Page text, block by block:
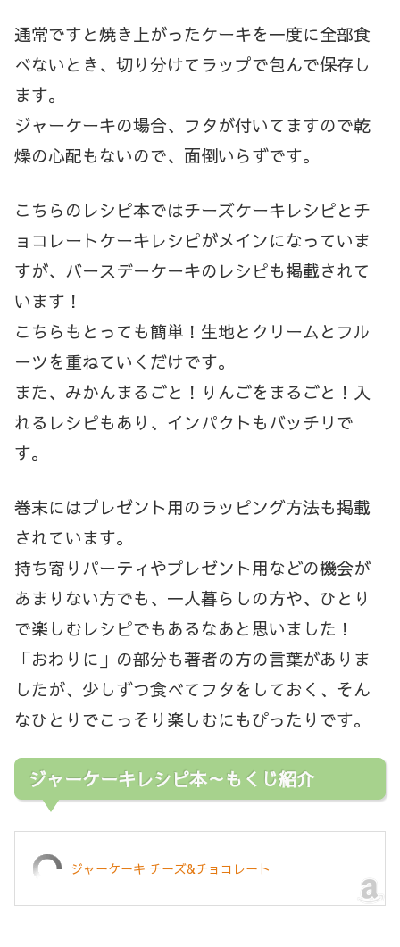
通常ですと焼き上がったケーキを一度に全部食
べないとき、切り分けてラップで包んで保存し
ます。
ジャーケーキの場合、フタが付いてますので乾
燥の心配もないので、面倒いらずです。
こちらのレシピ本ではチーズケーキレシピとチ
ョコレートケーキレシピがメインになっていま
すが、バースデーケーキのレシピも掲載されて
います！
こちらもとっても簡単！生地とクリームとフル
ーツを重ねていくだけです。
また、みかんまるごと！りんごをまるごと！入
れるレシピもあり、インパクトもバッチリで
す。
巻末にはプレゼント用のラッピング方法も掲載
されています。
持ち寄りパーティやプレゼント用などの機会が
あまりない方でも、一人暮らしの方や、ひとり
で楽しむレシピでもあるなあと思いました！
「おわりに」の部分も著者の方の言葉がありま
したが、少しずつ食べてフタをしておく、そん
なひとりでこっそり楽しむにもぴったりです。
ジャーケーキレシピ本～もくじ紹介
ジャーケーキ チーズ&チョコレート